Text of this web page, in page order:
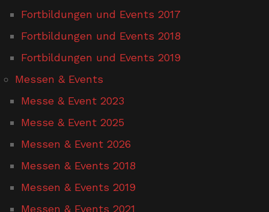
Fortbildungen und Events 2017
Fortbildungen und Events 2018
Fortbildungen und Events 2019
Messen & Events
Messe & Event 2023
Messe & Event 2025
Messen & Event 2026
Messen & Events 2018
Messen & Events 2019
Messen & Events 2021